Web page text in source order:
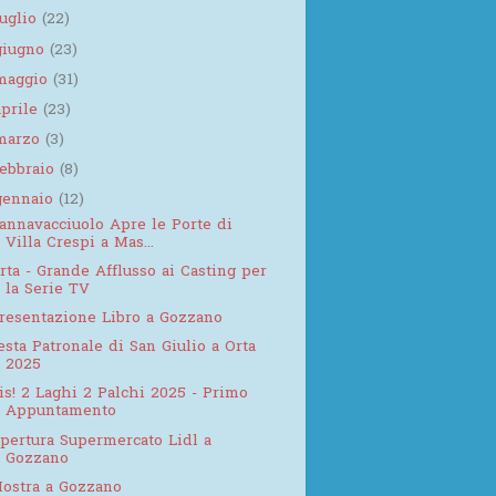
(22)
(23)
(31)
(23)
(3)
(8)
(12)
Apre le Porte di
Villa Crespi a Mas...
- Grande Afflusso ai Casting per
la Serie TV
Libro a Gozzano
Patronale di San Giulio a Orta
2025
2 Laghi 2 Palchi 2025 - Primo
Appuntamento
Supermercato Lidl a
Gozzano
a Gozzano